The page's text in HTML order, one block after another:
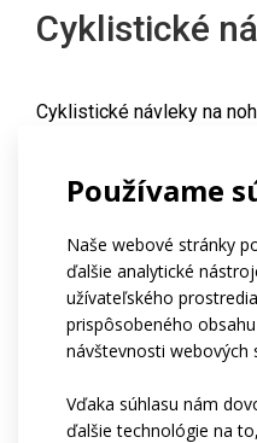
Používame
Naše webové stránky
ďalšie analytické
užívateľského
prispôsobeného
návštevnosti webových
Vďaka súhlasu nám
ďalšie technológie na
Cyklistické
Cyklistické návleky na
Návleky na nohy sú
Zateplená verzia
termoizolačného,
Na požiadanie je možné
Reflexné prvky na